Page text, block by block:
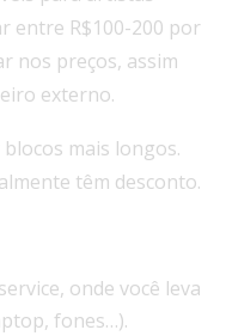
entre R$100-200 por
nos preços, assim
externo.
mais longos.
têm desconto.
onde você leva
fones…).